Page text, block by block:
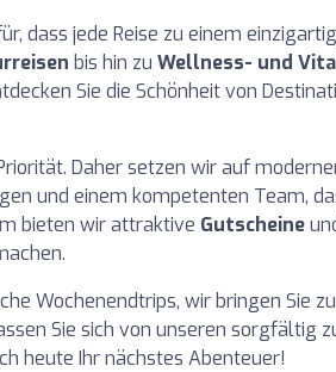
dass jede Reise zu einem
bis hin zu Wellness- und
Sie die Schönheit von
Daher setzen wir auf
und einem kompetenten Team,
bieten wir attraktive Gutscheine
Wochenendtrips, wir bringen Sie
Sie sich von unseren sorgfältig
heute Ihr nächstes Abenteuer!